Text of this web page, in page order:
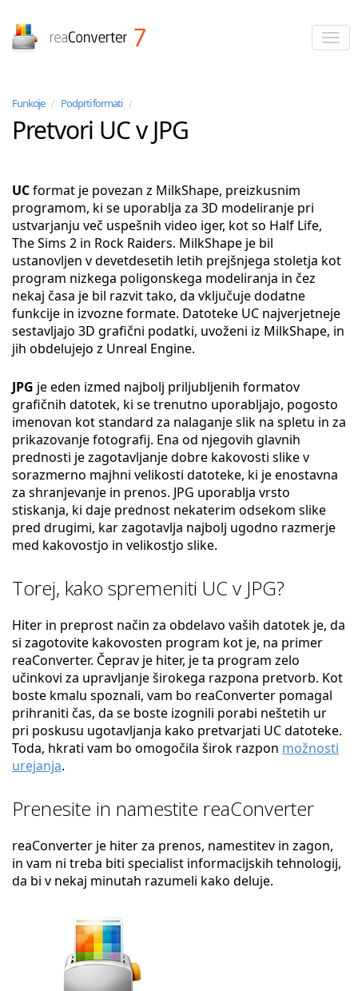
Funkcije / Podprti formati /
Pretvori UC v JPG
UCformat je povezan z MilkShape, preizkusnim
programom, ki se uporablja za 3D modeliranje pri
ustvarjanju več uspešnih video iger, kot so Half Life,
The Sims 2 in Rock Raiders. MilkShape je bil
ustanovljen v devetdesetih letih prejšnjega stoletja kot
program nizkega poligonskega modeliranja in čez
nekaj časa je bil razvit tako, da vključuje dodatne
funkcije in izvozne formate. Datoteke UC najverjetneje
sestavljajo 3D grafični podatki, uvoženi iz MilkShape, in
jih obdelujejo z Unreal Engine.
JPG je eden izmed najbolj priljubljenih formatov
grafičnih datotek, ki se trenutno uporabljajo, pogosto
imenovan kot standard za nalaganje slik na spletu in za
prikazovanje fotografij. Ena od njegovih glavnih
prednosti je zagotavljanje dobre kakovosti slike v
sorazmerno majhni velikosti datoteke, ki je enostavna
za shranjevanje in prenos. JPG uporablja vrsto
stiskanja, ki daje prednost nekaterim odsekom slike
pred drugimi, kar zagotavlja najbolj ugodno razmerje
med kakovostjo in velikostjo slike.
Torej, kako spremeniti UC v JPG?
Hiter in preprost način za obdelavo vaših datotek je, da
si zagotovite kakovosten program kot je, na primer
reaConverter. Čeprav je hiter, je ta program zelo
učinkovi za upravljanje širokega razpona pretvorb. Kot
boste kmalu spoznali, vam bo reaConverter pomagal
prihraniti čas, da se boste izognili porabi neštetih ur
pri poskusu ugotavljanja kako pretvarjati UC datoteke.
Toda, hkrati vam bo omogočila širok razpon možnosti
urejanja.
Prenesite in namestite reaConverter
reaConverter je hiter za prenos, namestitev in zagon,
in vam ni treba biti specialist informacijskih tehnologij,
da bi v nekaj minutah razumeli kako deluje.